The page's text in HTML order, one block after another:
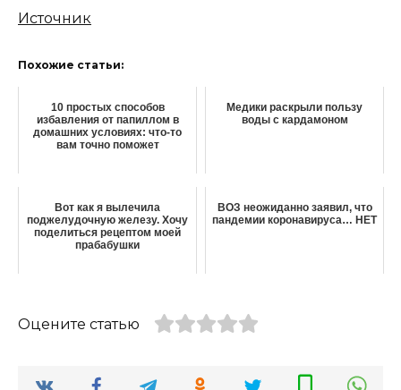
Источник
Похожие статьи:
10 простых способов
избавления от папиллом в
домашних условиях: что-то
вам точно поможет
Медики раскрыли пользу
воды с кардамоном
Вот как я вылечила
поджелудочную железу. Хочу
поделиться рецептом моей
прабабушки
ВОЗ неожиданно заявил, что
пандемии коронавируса… НЕТ
Оцените статью